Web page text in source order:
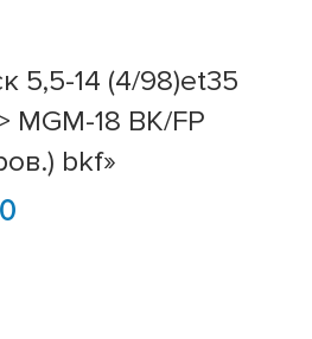
5,5-14 (4/98)et35
MGM-18 BK/FP
bkf»